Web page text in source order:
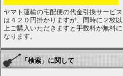
ヤマト運輸の宅配便の代金引換サービス
は４２０円掛かりますが、同時に２枚以
上ご購入いただきますと手数料が無料に
なります。
「検索」に関して